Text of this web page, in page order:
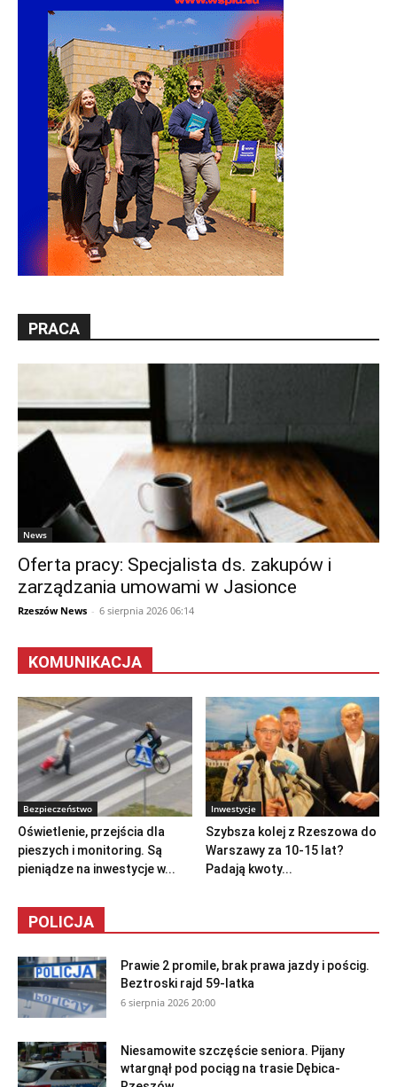
PRACA
News
Oferta pracy: Specjalista ds. zakupów i
zarządzania umowami w Jasionce
Rzeszów News - 6 sierpnia 2026 06:14
KOMUNIKACJA
Bezpieczeństwo
Oświetlenie, przejścia dla
pieszych i monitoring. Są
pieniądze na inwestycje w...
Inwestycje
Szybsza kolej z Rzeszowa do
Warszawy za 10-15 lat?
Padają kwoty...
POLICJA
Prawie 2 promile, brak prawa jazdy i pościg.
Beztroski rajd 59-latka
6 sierpnia 2026 20:00
Niesamowite szczęście seniora. Pijany
wtargnął pod pociąg na trasie Dębica-